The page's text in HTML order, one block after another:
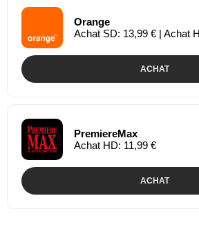
Orange
Achat SD: 13,99 € | Achat
ACHAT
PremiereMax
Achat HD: 11,99 €
ACHAT